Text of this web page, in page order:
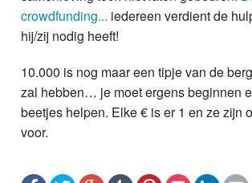
crowdfunding... iedereen verdient de
hij/zij nodig heeft!
10.000 is nog maar een tipje van de
zal hebben… je moet ergens beginnen
beetjes helpen. Elke € is er 1 en ze zijn
voor.